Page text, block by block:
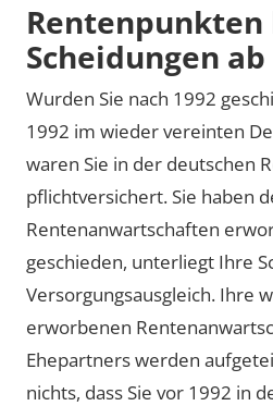
Rentenpunkten
Scheidungen ab
Wurden Sie nach 1992
1992 im wieder vereinten
waren Sie in der deutschen
pflichtversichert. Sie haben
Rentenanwartschaften
geschieden, unterliegt Ihre
Versorgungsausgleich. Ihre
erworbenen
Ehepartners werden
nichts, dass Sie vor 1992 in